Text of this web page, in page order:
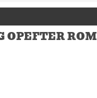
OPEFTER ROM